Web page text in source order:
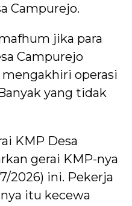
Campurejo.
jika para
Campurejo
operasi
yang tidak
KMP Desa
gerai KMP-nya
2026) ini. Pekerja
itu kecewa